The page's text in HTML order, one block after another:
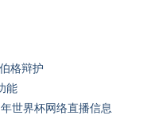
格辩护
能
世界杯网络直播信息